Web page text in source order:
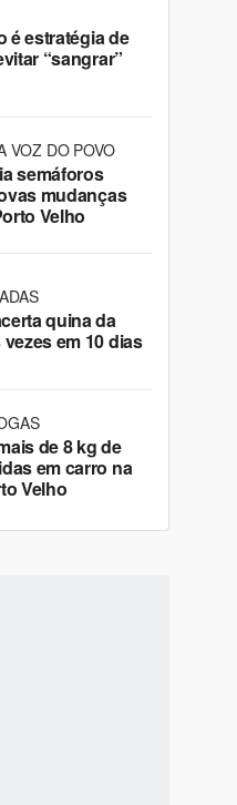
é estratégia de
“sangrar”
VOZ DO POVO
semáforos
mudanças
Velho
quina da
em 10 dias
de 8 kg de
em carro na
Velho